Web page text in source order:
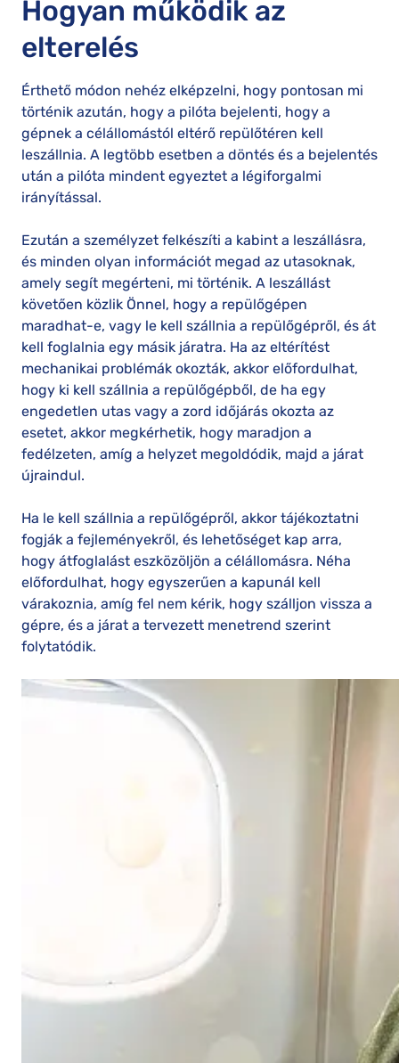
Hogyan működik az
elterelés
Érthető módon nehéz elképzelni, hogy pontosan mi
történik azután, hogy a pilóta bejelenti, hogy a
gépnek a célállomástól eltérő repülőtéren kell
leszállnia. A legtöbb esetben a döntés és a bejelentés
után a pilóta mindent egyeztet a légiforgalmi
irányítással.
Ezután a személyzet felkészíti a kabint a leszállásra,
és minden olyan információt megad az utasoknak,
amely segít megérteni, mi történik. A leszállást
követően közlik Önnel, hogy a repülőgépen
maradhat-e, vagy le kell szállnia a repülőgépről, és át
kell foglalnia egy másik járatra. Ha az eltérítést
mechanikai problémák okozták, akkor előfordulhat,
hogy ki kell szállnia a repülőgépből, de ha egy
engedetlen utas vagy a zord időjárás okozta az
esetet, akkor megkérhetik, hogy maradjon a
fedélzeten, amíg a helyzet megoldódik, majd a járat
újraindul.
Ha le kell szállnia a repülőgépről, akkor tájékoztatni
fogják a fejleményekről, és lehetőséget kap arra,
hogy átfoglalást eszközöljön a célállomásra. Néha
előfordulhat, hogy egyszerűen a kapunál kell
várakoznia, amíg fel nem kérik, hogy szálljon vissza a
gépre, és a járat a tervezett menetrend szerint
folytatódik.